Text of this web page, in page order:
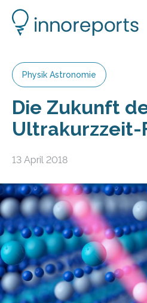
Physik Astronomie
Die Zukunft
Ultrakurzzeit-
13 April 2018